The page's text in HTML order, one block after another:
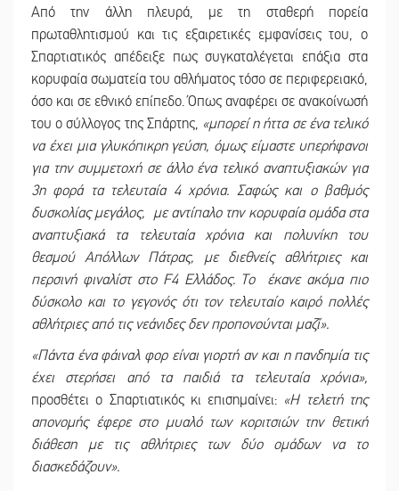
Από την άλλη πλευρά, με τη σταθερή πορεία
πρωταθλητισμού και τις εξαιρετικές εμφανίσεις του, ο
Σπαρτιατικός απέδειξε πως συγκαταλέγεται επάξια στα
κορυφαία σωματεία του αθλήματος τόσο σε περιφερειακό,
όσο και σε εθνικό επίπεδο. Όπως αναφέρει σε ανακοίνωσή
του ο σύλλογος της Σπάρτης, «μπορεί η ήττα σε ένα τελικό
να έχει μια γλυκόπικρη γεύση, όμως είμαστε υπερήφανοι
για την συμμετοχή σε άλλο ένα τελικό αναπτυξιακών για
3η φορά τα τελευταία 4 χρόνια. Σαφώς και ο βαθμός
δυσκολίας μεγάλος, με αντίπαλο την κορυφαία ομάδα στα
αναπτυξιακά τα τελευταία χρόνια και πολυνίκη του
θεσμού Απόλλων Πάτρας, με διεθνείς αθλήτριες και
περσινή φιναλίστ στο F4 Ελλάδος. Το έκανε ακόμα πιο
δύσκολο και το γεγονός ότι τον τελευταίο καιρό πολλές
αθλήτριες από τις νεάνιδες δεν προπονούνται μαζί».
«Πάντα ένα φάιναλ φορ είναι γιορτή αν και η πανδημία τις
έχει στερήσει από τα παιδιά τα τελευταία χρόνια»,
προσθέτει ο Σπαρτιατικός κι επισημαίνει: «Η τελετή της
απονομής έφερε στο μυαλό των κοριτσιών την θετική
διάθεση με τις αθλήτριες των δύο ομάδων να το
διασκεδάζουν».